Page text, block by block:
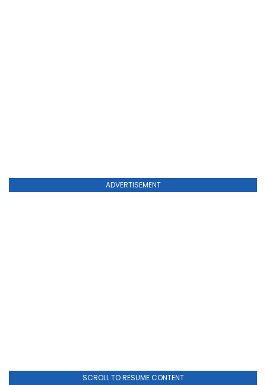
ADVERTISEMENT
SCROLL TO RESUME CONTENT